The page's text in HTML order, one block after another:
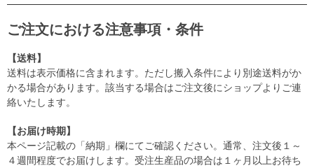
ご注文における注意事項・条件
【送料】
送料は表示価格に含まれます。ただし搬入条件により別途送料がか
かる場合があります。該当する場合はご注文後にショップよりご連
絡いたします。
【お届け時期】
本ページ記載の「納期」欄にてご確認ください。通常、注文後１～
４週間程度でお届けします。受注生産品の場合は１ヶ月以上お待ち